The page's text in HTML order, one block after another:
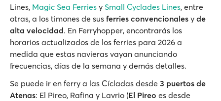
Lines, Magic Sea Ferries y Small Cyclades Lines, entre
otras, a los timones de sus ferries convencionales y de
alta velocidad. En Ferryhopper, encontrarás los
horarios actualizados de los ferries para 2026 a
medida que estas navieras vayan anunciando
frecuencias, días de la semana y demás detalles.
Se puede ir en ferry a las Cícladas desde 3 puertos de
Atenas: El Pireo, Rafina y Lavrio (El Pireo es desde